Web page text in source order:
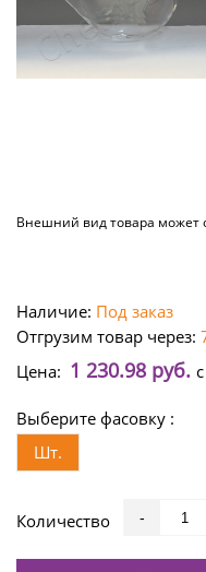
Внешний вид товара может
Наличие: Под заказ
Отгрузим товар через:
Цена: 1 230.98 руб.
Выберите фасовку :
Шт.
Количество -